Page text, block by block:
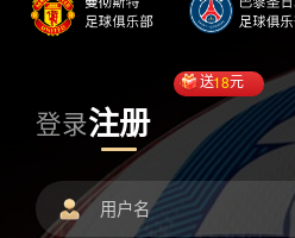
登录注册
送18元